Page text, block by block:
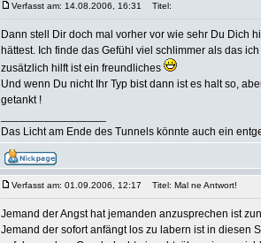
Verfasst am: 14.08.2006, 16:31 Titel:
Dann stell Dir doch mal vorher vor wie sehr Du Dich
hättest. Ich finde das Gefühl viel schlimmer als das
zusätzlich hilft ist ein freundliches
Und wenn Du nicht Ihr Typ bist dann ist es halt so,
getankt !
Das Licht am Ende des Tunnels könnte auch ein
Verfasst am: 01.09.2006, 12:17 Titel: Mal ne Antwort!
Jemand der Angst hat jemanden anzusprechen ist
Jemand der sofort anfängt los zu labern ist in diesen